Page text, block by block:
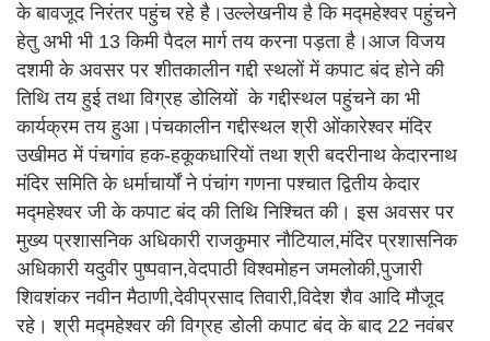
के बावजूद निरंतर पहुंच रहे है।उल्लेखनीय है कि मद्महेश्वर पहुंचने
हेतु अभी भी 13 किमी पैदल मार्ग तय करना पड़ता है।आज विजय
दशमी के अवसर पर शीतकालीन गद्दी स्थलों में कपाट बंद होने की
तिथि तय हुई तथा विग्रह डोलियों के गद्दीस्थल पहुंचने का भी
कार्यक्रम तय हुआ।पंचकालीन गद्दीस्थल श्री ओंकारेश्वर मंदिर
उखीमठ में पंचगांव हक-हकूकधारियों तथा श्री बदरीनाथ केदारनाथ
मंदिर समिति के धर्माचार्यों ने पंचांग गणना पश्चात द्वितीय केदार
मद्महेश्वर जी के कपाट बंद की तिथि निश्चित की। इस अवसर पर
मुख्य प्रशासनिक अधिकारी राजकुमार नौटियाल,मंदिर प्रशासनिक
अधिकारी यदुवीर पुष्पवान,वेदपाठी विश्वमोहन जमलोकी,पुजारी
शिवशंकर नवीन मैठाणी,देवीप्रसाद तिवारी,विदेश शैव आदि मौजूद
रहे। श्री मद्महेश्वर की विग्रह डोली कपाट बंद के बाद 22 नवंबर